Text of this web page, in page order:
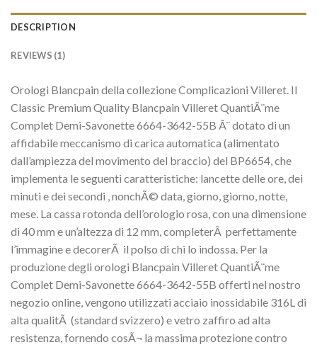
DESCRIPTION
REVIEWS (1)
Orologi Blancpain della collezione Complicazioni Villeret. Il
Classic Premium Quality Blancpain Villeret QuantiÃ¨me
Complet Demi-Savonette 6664-3642-55B Ã¨ dotato di un
affidabile meccanismo di carica automatica (alimentato
dall’ampiezza del movimento del braccio) del BP6654, che
implementa le seguenti caratteristiche: lancette delle ore, dei
minuti e dei secondi , nonchÃ© data, giorno, giorno, notte,
mese. La cassa rotonda dell’orologio rosa, con una dimensione
di 40 mm e un’altezza di 12 mm, completerÃ perfettamente
l’immagine e decorerÃ il polso di chi lo indossa. Per la
produzione degli orologi Blancpain Villeret QuantiÃ¨me
Complet Demi-Savonette 6664-3642-55B offerti nel nostro
negozio online, vengono utilizzati acciaio inossidabile 316L di
alta qualitÃ (standard svizzero) e vetro zaffiro ad alta
resistenza, fornendo cosÃ¬ la massima protezione contro